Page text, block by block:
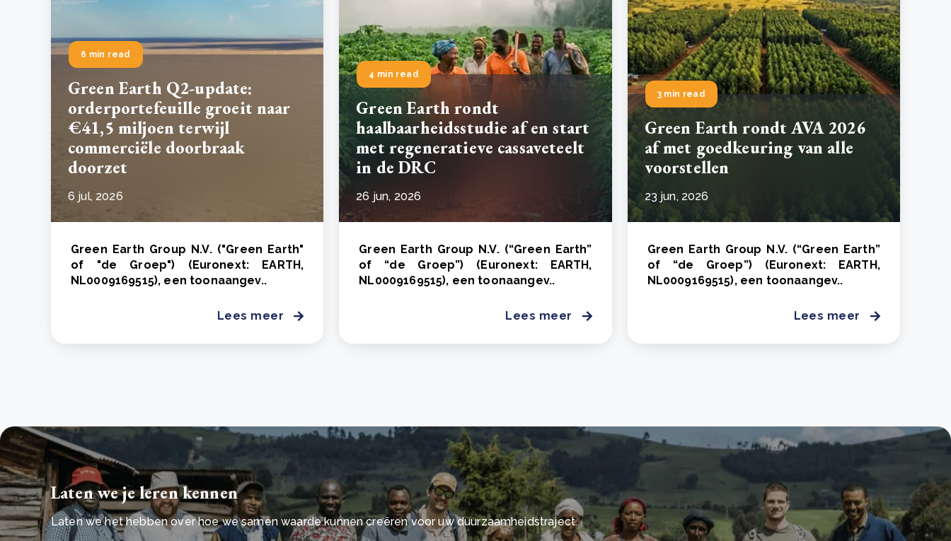
6 min read
Green Earth Q2-update:
orderportefeuille groeit naar
€41,5 miljoen terwijl
commerciële doorbraak
doorzet
6 jul, 2026
Green Earth Group N.V. ("Green Earth"
of "de Groep") (Euronext: EARTH,
NL0009169515), een toonaangev..
Lees meer
4 min read
Green Earth rondt
haalbaarheidsstudie af en start
met regeneratieve cassaveteelt
in de DRC
26 jun, 2026
Green Earth Group N.V. (“Green Earth”
of “de Groep”) (Euronext: EARTH,
NL0009169515), een toonaangev..
Lees meer
3 min read
Green Earth rondt AVA 2026
af met goedkeuring van alle
voorstellen
23 jun, 2026
Green Earth Group N.V. (“Green Earth”
of “de Groep”) (Euronext: EARTH,
NL0009169515), een toonaangev..
Lees meer
Laten we je leren kennen
Laten we het hebben over hoe we samen waarde kunnen creëren voor uw duurzaamheidstraject.